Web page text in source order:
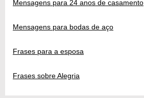
Mensagens para 24 anos de casamento
Mensagens para bodas de aço
Frases para a esposa
Frases sobre Alegria